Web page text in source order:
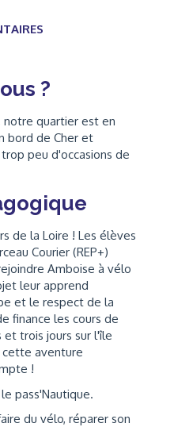
?
notre quartier est en
bord de Cher et
peu d'occasions de
de la Loire ! Les élèves
Courier (REP+)
Amboise à vélo
leur apprend
et le respect de la
finance les cours de
et trois jours sur l'île
cette aventure
!
pass'Nautique.
du vélo, réparer son